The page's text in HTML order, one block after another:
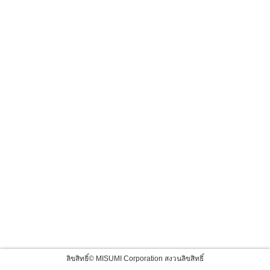
ลิขสิทธิ์© MISUMI Corporation สงวนลิขสิทธิ์